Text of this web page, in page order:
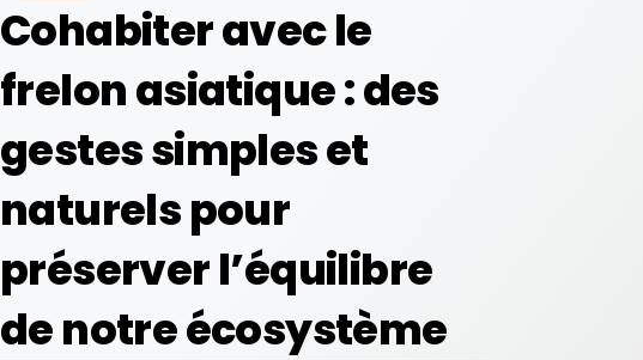
Cohabiter avec le
frelon asiatique : des
gestes simples et
naturels pour
préserver l’équilibre
de notre écosystème